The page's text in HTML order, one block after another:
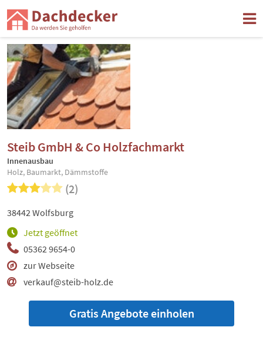
Steib GmbH & Co Holzfachmarkt
Innenausbau
Holz, Baumarkt, Dämmstoffe
(2)
05362 9654-0
zur Webseite
verkauf@steib-holz.de
Jetzt geöffnet
38442 Wolfsburg
Gratis Angebote einholen